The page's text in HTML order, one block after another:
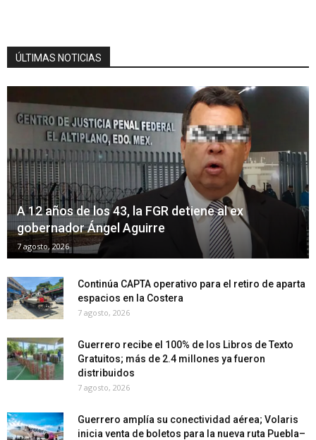
ÚLTIMAS NOTICIAS
A 12 años de los 43, la FGR detiene al ex
gobernador Ángel Aguirre
7 agosto, 2026
Continúa CAPTA operativo para el retiro de aparta
espacios en la Costera
7 agosto, 2026
Guerrero recibe el 100% de los Libros de Texto
Gratuitos; más de 2.4 millones ya fueron
distribuidos
7 agosto, 2026
Guerrero amplía su conectividad aérea; Volaris
inicia venta de boletos para la nueva ruta Puebla–